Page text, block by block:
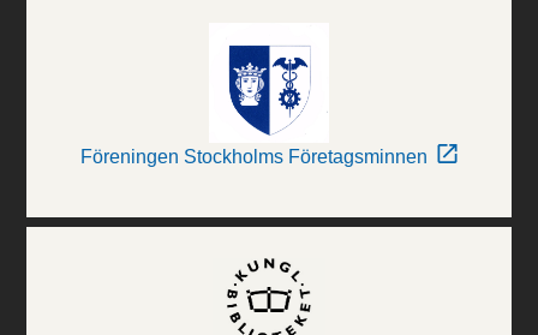
Föreningen Stockholms Företagsminnen